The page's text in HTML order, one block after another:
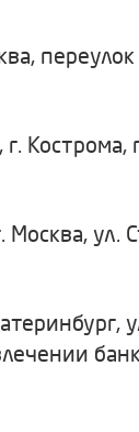
переулок
ул.